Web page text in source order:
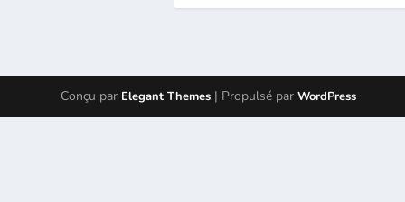
Conçu par Elegant Themes | Propulsé parWordPress